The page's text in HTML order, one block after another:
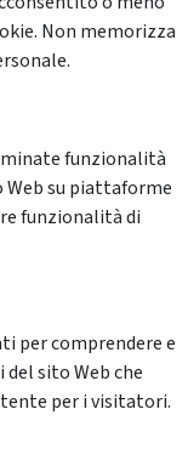
Non memorizza
funzionalità
su piattaforme
funzionalità di
per comprendere e
sito Web che
per i visitatori.